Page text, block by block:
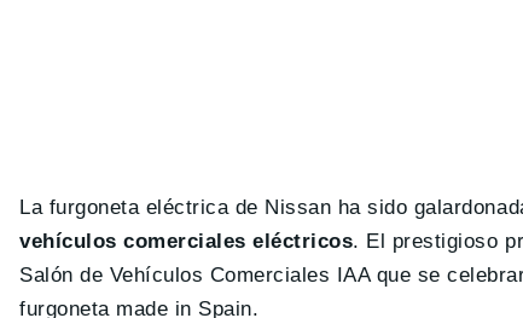
La furgoneta eléctrica de Nissan ha sido
vehículos comerciales eléctricos. El prestigioso
Salón de Vehículos Comerciales IAA que se
furgoneta made in Spain.